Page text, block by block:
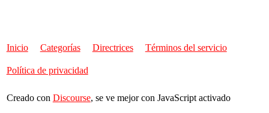
Inicio Categorías Directrices Términos del servicio
Política de privacidad
Creado con Discourse, se ve mejor con JavaScript activado